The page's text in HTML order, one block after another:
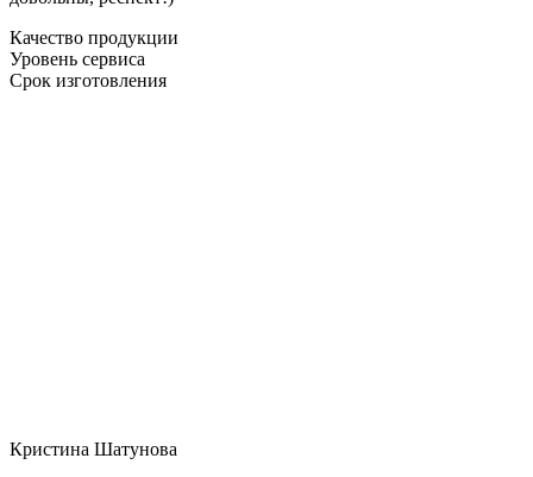
Качество продукции
Уровень сервиса
Срок изготовления
Кристина Шатунова